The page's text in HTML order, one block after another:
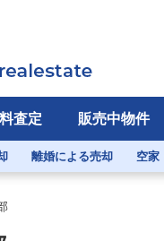
査定 販売中物件
離婚による売却 空家